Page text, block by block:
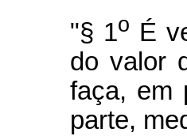
"§ 1o É
do valor
faça, em
parte,